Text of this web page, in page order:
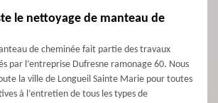
le nettoyage de manteau de
de cheminée fait partie des travaux
par l’entreprise Dufresne ramonage 60. Nous
la ville de Longueil Sainte Marie pour toutes
à l’entretien de tous les types de